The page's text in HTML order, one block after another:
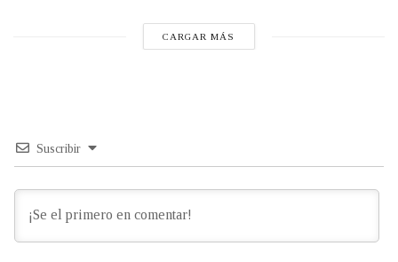
CARGAR MÁS
Suscribir